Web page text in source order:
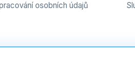
osobních údajů